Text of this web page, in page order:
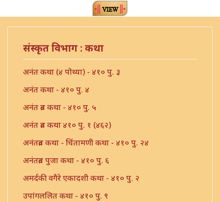
संस्कृत विभाग : कथा
अनंत कथा (४ पोथ्या) - ४१० पु. ३
अनंत कथा - ४१० पु. ४
अनंत व्रत कथा - ४१० पु. ५
अनंत व्रत कथा ४१० पु. १ (४६२)
अनंतव्रत कथा - चिंतामणी कथा - ४१० पु. २४
अनंतव्रत पुजा कथा - ४१० पु. ६
अमर्दकी वगैरे एकादशी कथा - ४१० पु. २
उपांगललित कथा - ४१० पु. ९